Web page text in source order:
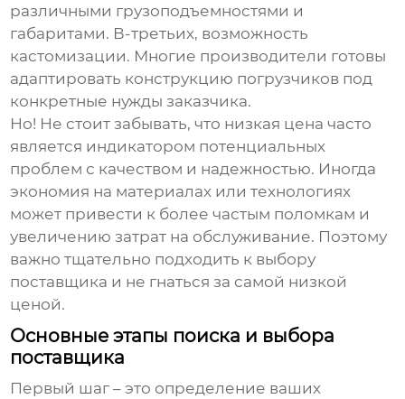
различными грузоподъемностями и
габаритами. В-третьих, возможность
кастомизации. Многие производители готовы
адаптировать конструкцию погрузчиков под
конкретные нужды заказчика.
Но! Не стоит забывать, что низкая цена часто
является индикатором потенциальных
проблем с качеством и надежностью. Иногда
экономия на материалах или технологиях
может привести к более частым поломкам и
увеличению затрат на обслуживание. Поэтому
важно тщательно подходить к выбору
поставщика и не гнаться за самой низкой
ценой.
Основные этапы поиска и выбора
поставщика
Первый шаг – это определение ваших